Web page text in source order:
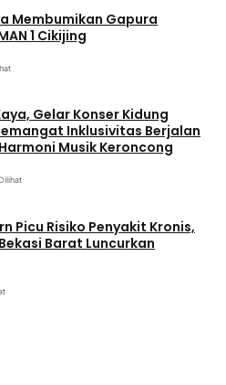
Membumikan Gapura
1 Cikijing
Gelar Konser Kidung
Inklusivitas Berjalan
Musik Keroncong
Picu Risiko Penyakit Kronis,
Barat Luncurkan